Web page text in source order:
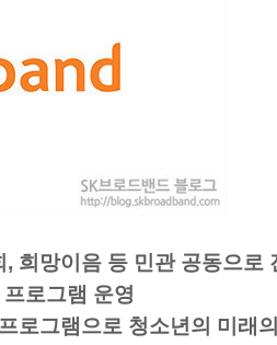
희망이음 등 민관 공동으로
로그램 운영
로그램으로 청소년의 미래